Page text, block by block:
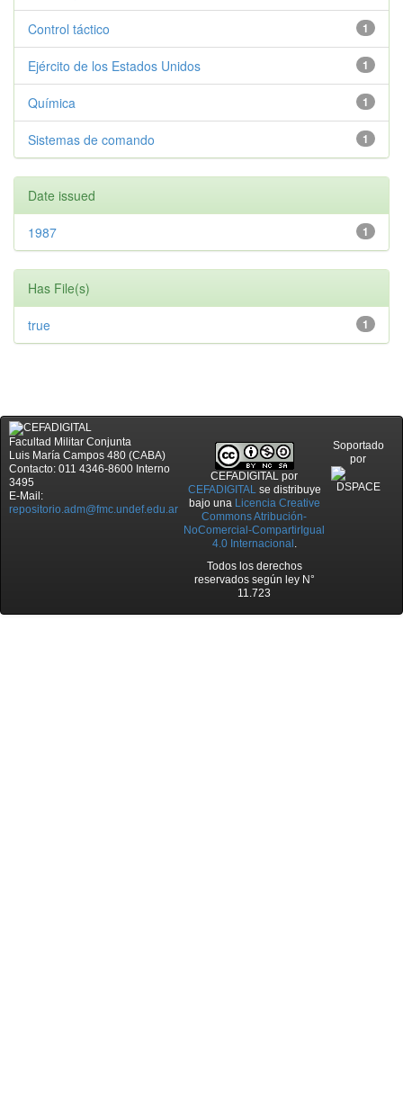
1
Control táctico
1
Ejército de los Estados Unidos
1
Química
1
Sistemas de comando
Date issued
1
1987
Has File(s)
1
true
Facultad Militar Conjunta
Luis María Campos 480 (CABA)
Contacto: 011 4346-8600 Interno
3495
E-Mail:
repositorio.adm@fmc.undef.edu.ar
CEFADIGITAL por
CEFADIGITALse distribuye
bajo una Licencia Creative
Commons Atribución-
NoComercial-CompartirIgual
4.0 Internacional .
Todos los derechos
reservados según ley N°
11.723
Soportado
por